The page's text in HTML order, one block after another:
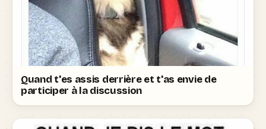
Quand t'es assis derrière et t'as envie de
participer à la discussion